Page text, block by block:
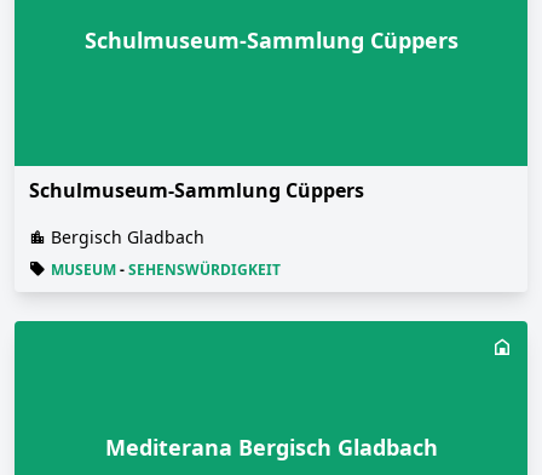
Schulmuseum-Sammlung Cüppers
Schulmuseum-Sammlung Cüppers
Bergisch Gladbach
MUSEUM-SEHENSWÜRDIGKEIT
Mediterana Bergisch Gladbach